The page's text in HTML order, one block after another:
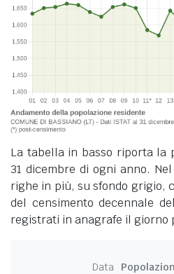
La tabella in basso riporta la
31 dicembre di ogni anno.
righe in più, su sfondo grigio,
del censimento decennale
registrati in anagrafe il giorno
Data